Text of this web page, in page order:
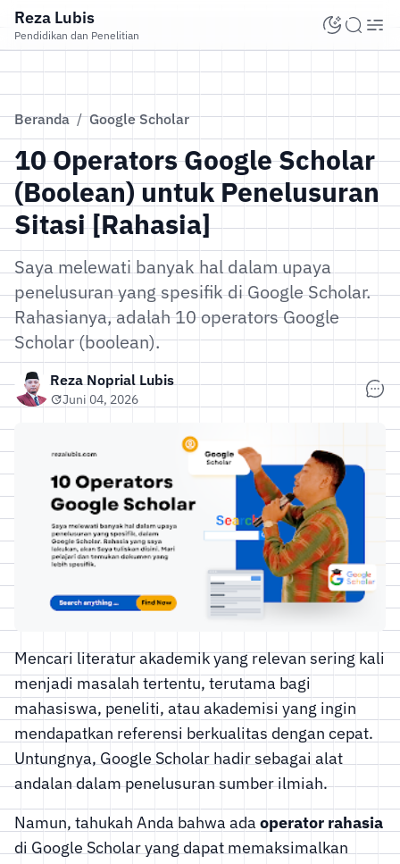
Reza Lubis
Pendidikan dan Penelitian
Beranda / Google Scholar
10 Operators Google Scholar
(Boolean) untuk Penelusuran
Sitasi [Rahasia]
Saya melewati banyak hal dalam upaya
penelusuran yang spesifik di Google Scholar.
Rahasianya, adalah 10 operators Google
Scholar (boolean).
Reza Noprial Lubis
Juni 04, 2026
Mencari literatur akademik yang relevan sering kali
menjadi masalah tertentu, terutama bagi
mahasiswa, peneliti, atau akademisi yang ingin
mendapatkan referensi berkualitas dengan cepat.
Untungnya, Google Scholar hadir sebagai alat
andalan dalam penelusuran sumber ilmiah.
Namun, tahukah Anda bahwa ada operator rahasia
di Google Scholar yang dapat memaksimalkan